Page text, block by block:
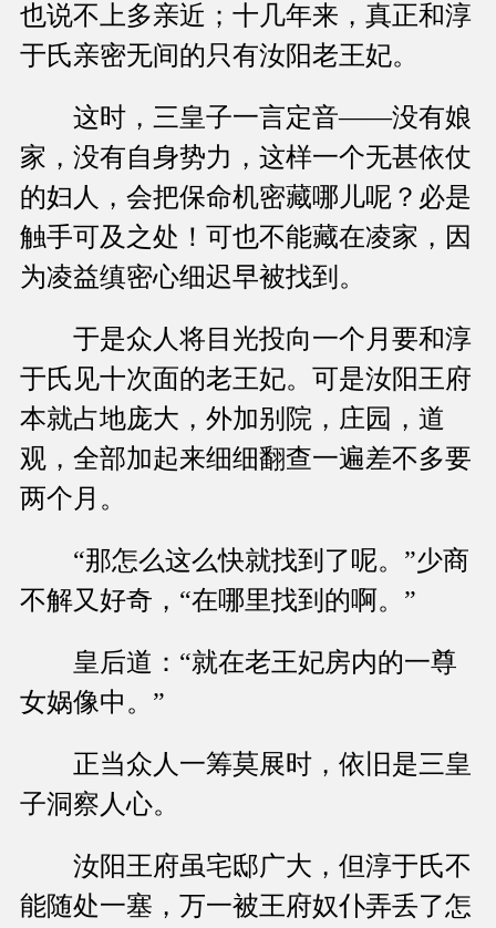
也说不上多亲近；十几年来，真正和淳
于氏亲密无间的只有汝阳老王妃。
这时，三皇子一言定音——没有娘
家，没有自身势力，这样一个无甚依仗
的妇人，会把保命机密藏哪儿呢？必是
触手可及之处！可也不能藏在凌家，因
为凌益缜密心细迟早被找到。
于是众人将目光投向一个月要和淳
于氏见十次面的老王妃。可是汝阳王府
本就占地庞大，外加别院，庄园，道
观，全部加起来细细翻查一遍差不多要
两个月。
“那怎么这么快就找到了呢。”少商
不解又好奇，“在哪里找到的啊。”
皇后道：“就在老王妃房内的一尊
女娲像中。”
正当众人一筹莫展时，依旧是三皇
子洞察人心。
汝阳王府虽宅邸广大，但淳于氏不
能随处一塞，万一被王府奴仆弄丢了怎